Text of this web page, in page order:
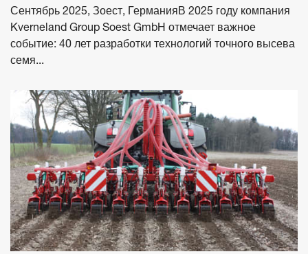
Сентябрь 2025, Зоест, ГерманияВ 2025 году компания
Kverneland Group Soest GmbH отмечает важное
событие: 40 лет разработки технологий точного высева
семя...